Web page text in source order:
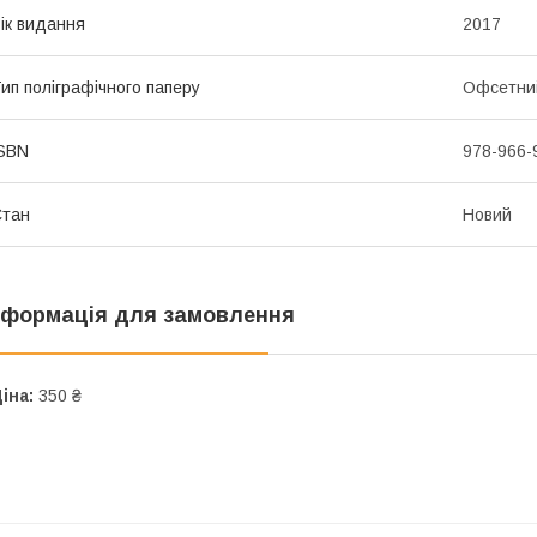
видання 2017
поліграфічного паперу
978-966-
Новий
для замовлення
350 ₴